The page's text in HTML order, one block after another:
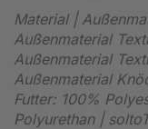
Material |
Außenmaterial
Außenmaterial
Außenmaterial
Futter: 100%
Polyurethan |